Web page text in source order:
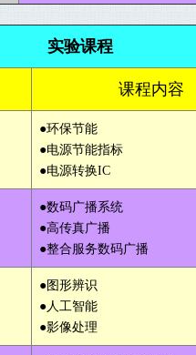
实验课程
课程内容
●环保节能
●电源节能指标
●电源转换IC
●数码广播系统
●高传真广播
●整合服务数码广播
●图形辨识
●人工智能
●影像处理